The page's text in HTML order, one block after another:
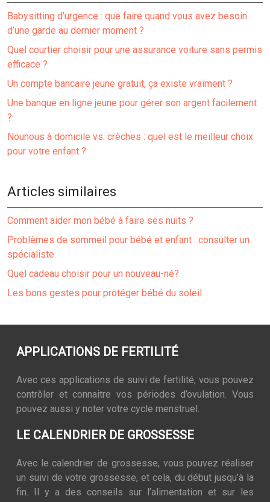
Babysitting d’urgence : que faire quand vous avez besoin
d’une garde au dernier moment ?
Quel courtier choisir pour une assurance voiture sans permis
efficace ?
Un compte bancaire jeune gratuit, ça existe vraiment ?
Une banque en ligne jeune pour gérer son argent facilement
?
Nounous à domicile vs. crèches : quel est le meilleur choix
pour votre enfant ?
Articles similaires
Comment aider mon bébé à faire ses nuits ?
Problèmes de sommeil pour bébé et enfant : consulter un
spécialiste
Quel cadeau choisir pour un nouveau-né?
Les bons gestes pour protéger bébé du soleil
APPLICATIONS DE FERTILITÉ
Avec ces applications de suivi de fertilité, vous pouvez
contrôler et connaitre vos périodes d’ovulation. Vous
pouvez aussi y noter votre cycle menstruel.
LE CALENDRIER DE GROSSESSE
Avec le calendrier de grossesse, vous pouvez réaliser
un suivi de votre grossesse, et cela, du début jusqu’à la
fin. Il y a des conseils sur l’alimentation et sur les